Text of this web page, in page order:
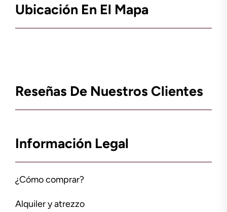
Ubicación En El Mapa
Reseñas De Nuestros Clientes
Información Legal
¿Cómo comprar?
Alquiler y atrezzo